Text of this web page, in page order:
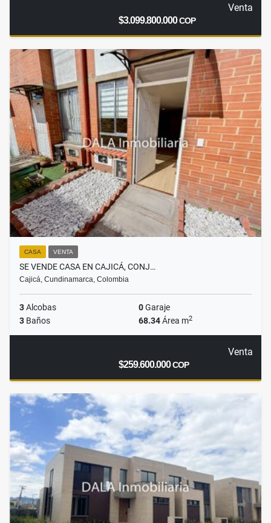
Venta
$3.099.800.000COP
CASA VENTA
SE VENDE CASA EN CAJICÁ, CONJ…
Cajicá, Cundinamarca, Colombia
3Alcobas 0Garaje
3 Baños 68.34Área m2
Venta
$259.600.000COP